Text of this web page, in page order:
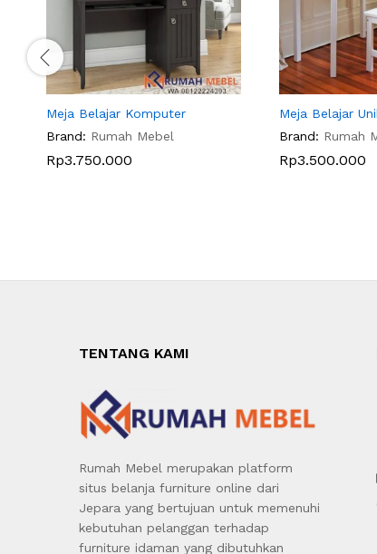
Meja Belajar Komputer
Brand: Rumah Mebel
Rp3.750.000
Meja Belajar
Brand: Rumah
Rp3.500.000
TENTANG KAMI
Rumah Mebel merupakan platform
situs belanja furniture online dari
Jepara yang bertujuan untuk memenuhi
kebutuhan pelanggan terhadap
furniture idaman yang dibutuhkan